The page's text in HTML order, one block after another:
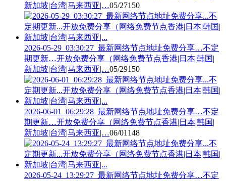
新加坡|台湾|马来西亚|…05/27150
2026-05-29_03:30:27_最新网络节点地址免费分享…不定
期更新…开放免费分享（网络免费节点香港|日本|韩国|
新加坡|台湾|马来西亚|…05/29150
2026-06-01_06:29:28_最新网络节点地址免费分享…不定
期更新…开放免费分享（网络免费节点香港|日本|韩国|
新加坡|台湾|马来西亚|…06/01 148
2026-05-24_13:29:27_最新网络节点地址免费分享…不定